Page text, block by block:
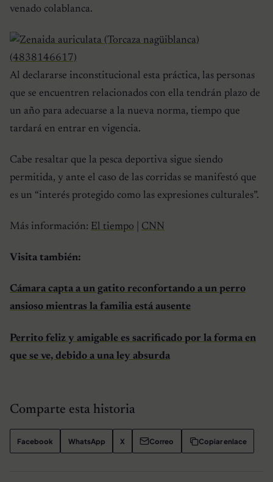
venado colablanca.
Al declararse inconstitucional esta práctica, las personas
que se encuentren relacionados con ella tendrán plazo de
un año para adecuarse a la nueva norma, tiempo que
tardará en entrar en vigencia.
Cabe resaltar que la pesca deportiva sigue siendo
permitida, y ante el caso de las corridas se manifestó que
es un “interés protegido como las expresiones culturales”.
Más información: El tiempo CNN
Visita también:
Cámara capta a un gatito reconfortando a un perro
ansioso mientras la familia está ausente
Perrito feliz y amigable es sacrificado por la forma en
que se ve, debido a una ley absurda
Comparte esta historia
Facebook WhatsApp X Correo Copiar enlace